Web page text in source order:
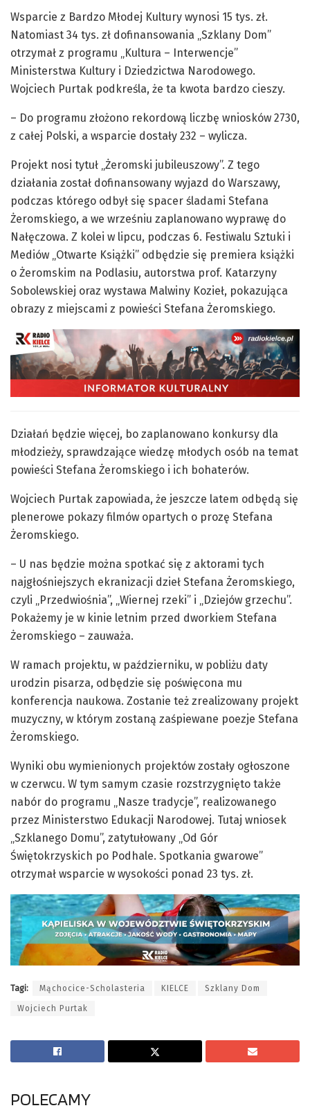
Wsparcie z Bardzo Młodej Kultury wynosi 15 tys. zł.
Natomiast 34 tys. zł dofinansowania „Szklany Dom”
otrzymał z programu „Kultura – Interwencje”
Ministerstwa Kultury i Dziedzictwa Narodowego.
Wojciech Purtak podkreśla, że ta kwota bardzo cieszy.
– Do programu złożono rekordową liczbę wniosków 2730,
z całej Polski, a wsparcie dostały 232 – wylicza.
Projekt nosi tytuł „Żeromski jubileuszowy”. Z tego
działania został dofinansowany wyjazd do Warszawy,
podczas którego odbył się spacer śladami Stefana
Żeromskiego, a we wrześniu zaplanowano wyprawę do
Nałęczowa. Z kolei w lipcu, podczas 6. Festiwalu Sztuki i
Mediów „Otwarte Książki” odbędzie się premiera książki
o Żeromskim na Podlasiu, autorstwa prof. Katarzyny
Sobolewskiej oraz wystawa Malwiny Kozieł, pokazująca
obrazy z miejscami z powieści Stefana Żeromskiego.
Działań będzie więcej, bo zaplanowano konkursy dla
młodzieży, sprawdzające wiedzę młodych osób na temat
powieści Stefana Żeromskiego i ich bohaterów.
Wojciech Purtak zapowiada, że jeszcze latem odbędą się
plenerowe pokazy filmów opartych o prozę Stefana
Żeromskiego.
– U nas będzie można spotkać się z aktorami tych
najgłośniejszych ekranizacji dzieł Stefana Żeromskiego,
czyli „Przedwiośnia”, „Wiernej rzeki” i „Dziejów grzechu”.
Pokażemy je w kinie letnim przed dworkiem Stefana
Żeromskiego – zauważa.
W ramach projektu, w październiku, w pobliżu daty
urodzin pisarza, odbędzie się poświęcona mu
konferencja naukowa. Zostanie też zrealizowany projekt
muzyczny, w którym zostaną zaśpiewane poezje Stefana
Żeromskiego.
Wyniki obu wymienionych projektów zostały ogłoszone
w czerwcu. W tym samym czasie rozstrzygnięto także
nabór do programu „Nasze tradycje”, realizowanego
przez Ministerstwo Edukacji Narodowej. Tutaj wniosek
„Szklanego Domu”, zatytułowany „Od Gór
Świętokrzyskich po Podhale. Spotkania gwarowe”
otrzymał wsparcie w wysokości ponad 23 tys. zł.
Tagi: Mąchocice-Scholasteria KIELCE Szklany Dom
Wojciech Purtak
POLECAMY